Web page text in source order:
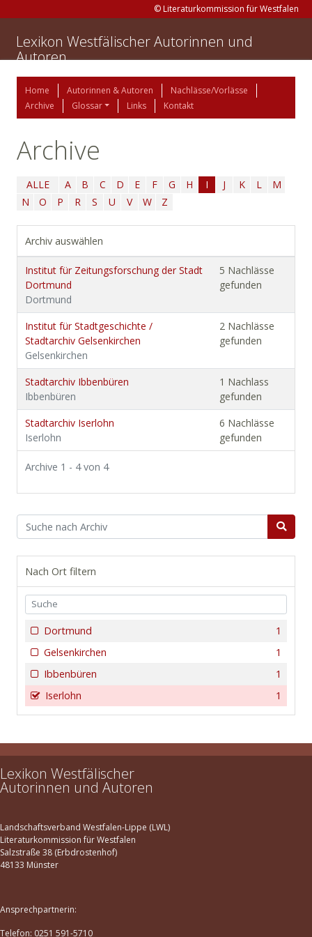
© Literaturkommission für Westfalen
Lexikon Westfälischer Autorinnen und
Autoren
Home Autorinnen & Autoren
Nachlässe/Vorlässe
Archive
Glossar Links Kontakt
Archive
ALLE A B C D E F G H I J K L
M
N
O P R S U V W Z
Archiv auswählen
Institut für Zeitungsforschung der Stadt
Dortmund
Dortmund
5 Nachlässe
gefunden
Institut für Stadtgeschichte /
Stadtarchiv Gelsenkirchen
Gelsenkirchen
2 Nachlässe
gefunden
Stadtarchiv Ibbenbüren
Ibbenbüren
1 Nachlass
gefunden
Stadtarchiv Iserlohn
Iserlohn
6 Nachlässe
gefunden
Archive 1 - 4 von 4
Nach Ort filtern
1
Dortmund
1
Gelsenkirchen
1
Ibbenbüren
1
Iserlohn
Lexikon Westfälischer
Autorinnen und Autoren
Landschaftsverband Westfalen-Lippe (LWL)
Literaturkommission für Westfalen
Salzstraße 38 (Erbdrostenhof)
48133 Münster
Ansprechpartnerin:
Telefon: 0251 591-5710